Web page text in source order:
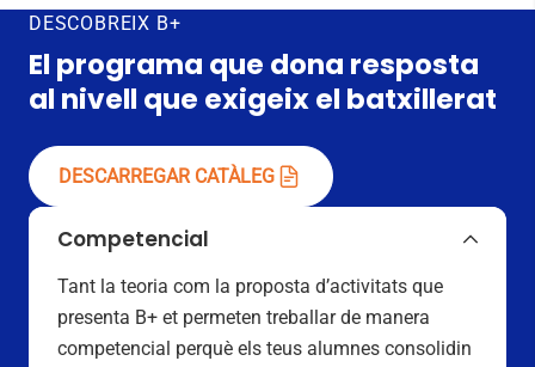
DESCOBREIX B+
El programa que dona resposta
al nivell que exigeix el batxillerat
DESCARREGAR CATÀLEG
Competencial
Tant la teoria com la proposta d’activitats que
presenta B+ et permeten treballar de manera
competencial perquè els teus alumnes consolidin